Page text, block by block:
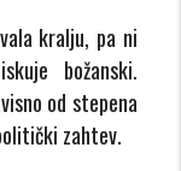
kralju, pa ni
božanski.
od stepena
zahtev.